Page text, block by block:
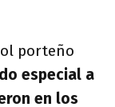
porteño
especial a
en los